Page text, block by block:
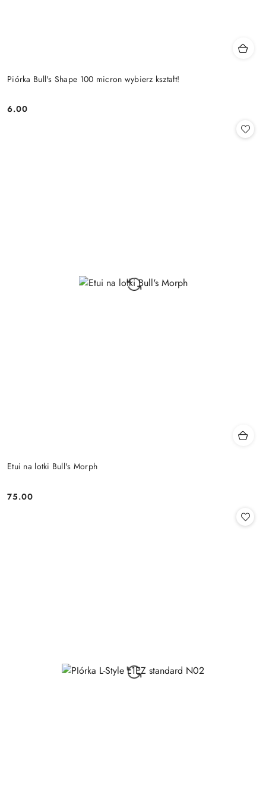
Piórka Bull's Shape 100 micron wybierz kształt!
Cena:
6.00
Etui na lotki Bull's Morph
Cena:
75.00